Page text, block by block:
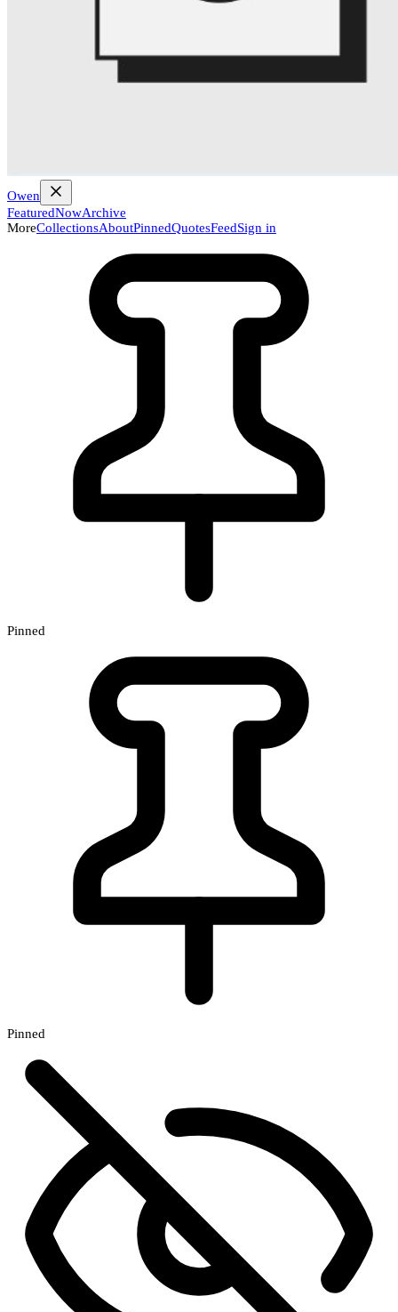
Owen
FeaturedNowArchive
MoreCollectionsAboutPinnedQuotesFeedSign in
Pinned
Pinned